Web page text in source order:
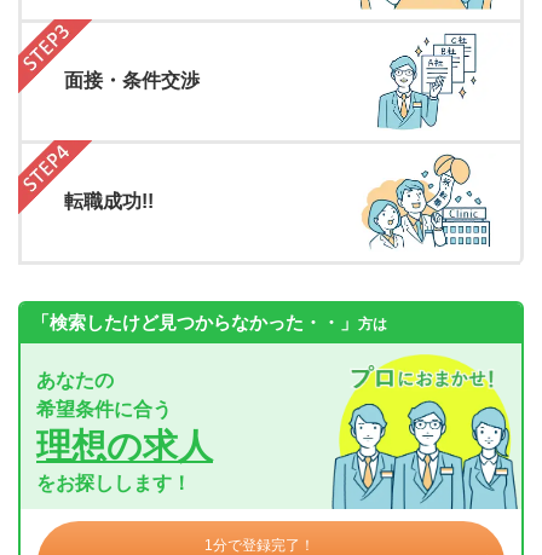
面接・条件交渉
転職成功!!
「検索したけど見つからなかった・・」 方は
あなたの
希望条件に合う
理想の求人
をお探しします！
1分で登録完了！